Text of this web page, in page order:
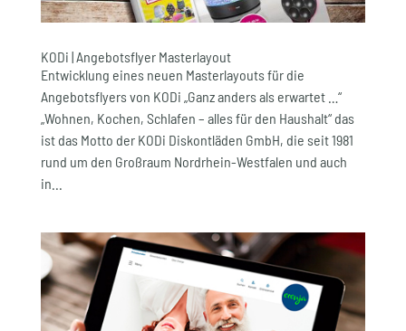
KODi | Angebotsflyer Masterlayout
Entwicklung eines neuen Masterlayouts für die
Angebotsflyers von KODi „Ganz anders als erwartet …“
„Wohnen, Kochen, Schlafen – alles für den Haushalt“ das
ist das Motto der KODi Diskontläden GmbH, die seit 1981
rund um den Großraum Nordrhein-Westfalen und auch
in...